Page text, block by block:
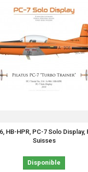
HB-HPR, PC-7 Solo
Suisses
Disponible